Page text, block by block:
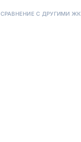
СРАВНЕНИЕ С ДРУГИМИ ЖК